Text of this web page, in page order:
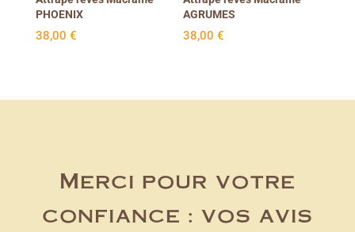
PHOENIX
38,00 €
AGRUMES
38,00€
Merci pour votre
confiance : vos avis